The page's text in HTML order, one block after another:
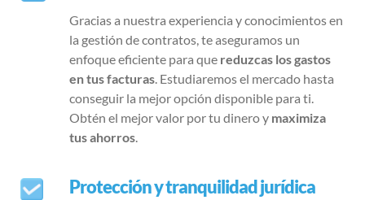
Gracias a nuestra experiencia y conocimientos en
la gestión de contratos, te aseguramos un
enfoque eficiente para que reduzcas los gastos
en tus facturas. Estudiaremos el mercado hasta
conseguir la mejor opción disponible para ti.
Obtén el mejor valor por tu dinero y maximiza
tus ahorros.
Protección y tranquilidad jurídica